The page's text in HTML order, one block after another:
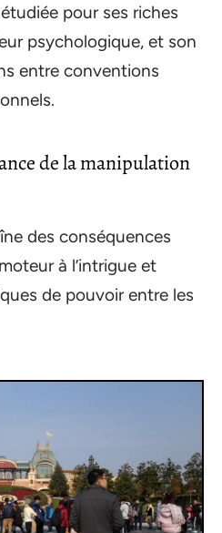
pour ses riches
psychologique, et son
entre conventions
de la manipulation
des conséquences
à l’intrigue et
de pouvoir entre les